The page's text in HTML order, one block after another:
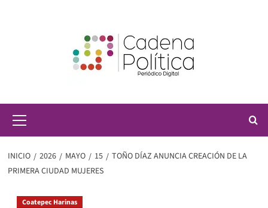
principal
INICIO 2026 MAYO 15
TOÑO DÍAZ ANUNCIA CREACIÓN DE LA
PRIMERA CIUDAD MUJERES
Coatepec Harinas